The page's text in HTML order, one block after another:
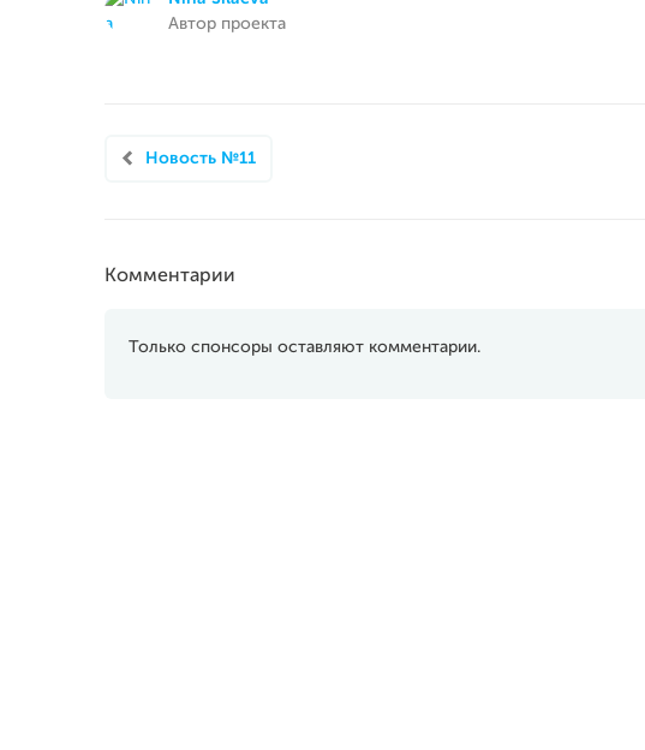
Автор проекта
Новость №11
Комментарии
Только спонсоры оставляют комментарии.